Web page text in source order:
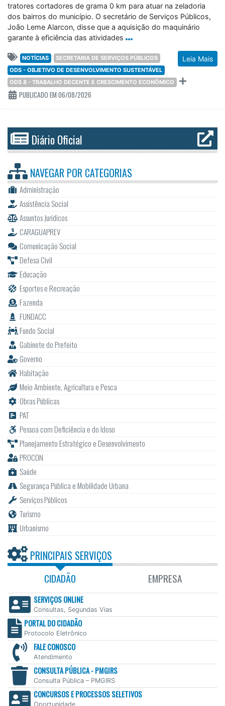
tratores cortadores de grama 0 km para atuar na zeladoria
dos bairros do município. O secretário de Serviços Públicos,
João Leme Alarcon, disse que a aquisição do maquinário
garante à eficiência das atividades
Leia Mais
NOTÍCIAS
SECRETARIA DE SERVIÇOS PÚBLICOS
ODS - OBJETIVO DE DESENVOLVIMENTO SUSTENTÁVEL
ODS 8 - TRABALHO DECENTE E CRESCIMENTO ECONÔMICO
PUBLICADO EM 06/08/2026
Diário Oficial
NAVEGAR POR CATEGORIAS
Administração
Assistência Social
Assuntos Jurídicos
CARAGUAPREV
Comunicação Social
Defesa Civil
Educação
Esportes e Recreação
Fazenda
FUNDACC
Fundo Social
Gabinete do Prefeito
Governo
Habitação
Meio Ambiente, Agricultura e Pesca
Obras Públicas
PAT
Pessoa com Deficiência e do Idoso
Planejamento Estratégico e Desenvolvimento
PROCON
Saúde
Segurança Pública e Mobilidade Urbana
Serviços Públicos
Turismo
Urbanismo
PRINCIPAIS SERVIÇOS
CIDADÃO EMPRESA
SERVIÇOS ONLINE
Consultas, Segundas Vias
PORTAL DO CIDADÃO
Protocolo Eletrônico
FALE CONOSCO
Atendimento
CONSULTA PÚBLICA - PMGIRS
Consulta Pública – PMGIRS
CONCURSOS E PROCESSOS SELETIVOS
Oportunidade